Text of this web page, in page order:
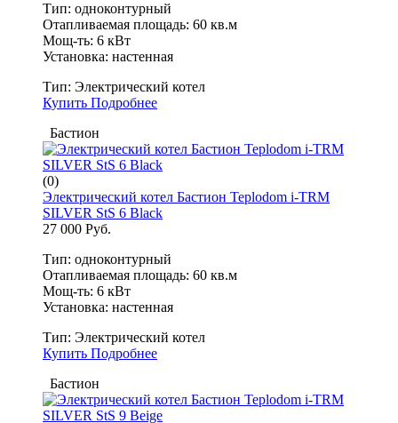
Тип: одноконтурный
Отапливаемая площадь: 60 кв.м
Мощ-ть: 6 кВт
Установка: настенная
Тип: Электрический котел
Купить Подробнее
Бастион
(0)
Электрический котел Бастион Teplodom i-TRM
SILVER StS 6 Black
27 000 Руб.
Тип: одноконтурный
Отапливаемая площадь: 60 кв.м
Мощ-ть: 6 кВт
Установка: настенная
Тип: Электрический котел
Купить Подробнее
Бастион